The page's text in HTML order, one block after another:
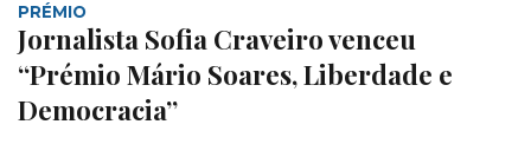
PRÉMIO
Jornalista Sofia Craveiro venceu
“Prémio Mário Soares, Liberdade e
Democracia”